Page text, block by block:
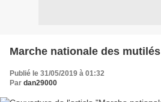
Marche nationale des mutilés
Publié le 31/05/2019 à 01:32
Par dan29000